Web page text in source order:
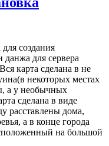
создания
для сервера
карта сделана в не
некоторых местах
а у необычных
сделана в виде
расставлены дома,
а в конце города
на большой